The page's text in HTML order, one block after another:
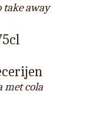
away
met cola